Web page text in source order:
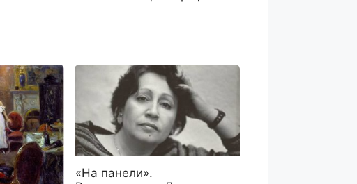
«На панели».